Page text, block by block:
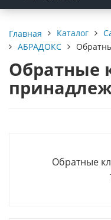
Главная Каталог
АБРАДОКС
Обратные
Обратные